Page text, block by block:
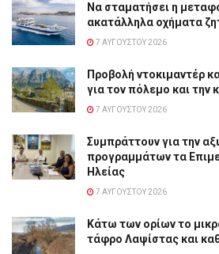
Να σταματήσει η
ακατάλληλα οχήματα
7 ΑΥΓΟΎΣΤΟΥ 2026
Προβολή ντοκιμαντέρ
για τον πόλεμο και την
7 ΑΥΓΟΎΣΤΟΥ 2026
Συμπράττουν για την
προγραμμάτων τα
Ηλείας
7 ΑΥΓΟΎΣΤΟΥ 2026
Κάτω των ορίων το
τάφρο Λαψίστας και